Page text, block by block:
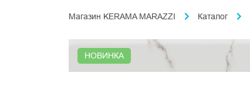
Магазин KERAMA MARAZZI Каталог
НОВИНКА